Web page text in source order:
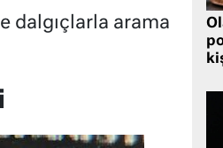
dalgıçlarla arama